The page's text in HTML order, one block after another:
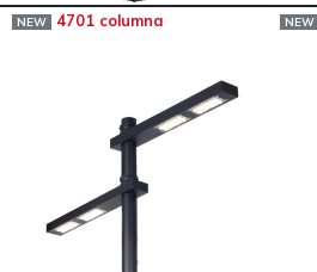
NEW 4701 columna NEW